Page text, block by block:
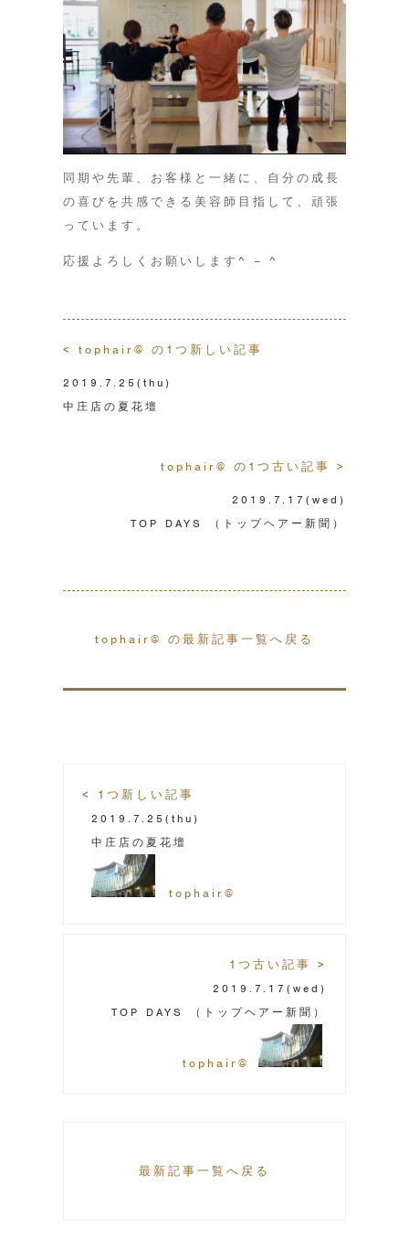
同期や先輩、お客様と一緒に、自分の成長
の喜びを共感できる美容師目指して、頑張
っています。
応援よろしくお願いします^ – ^
< tophair@ の1つ新しい記事
2019.7.25 (thu)
中庄店の夏花壇
tophair@ の1つ古い記事 >
2019.7.17 (wed)
TOP DAYS （トップヘアー新聞）
tophair@ の最新記事一覧へ戻る
< 1つ新しい記事
2019.7.25 (thu)
中庄店の夏花壇
tophair@
1つ古い記事 >
2019.7.17 (wed)
TOP DAYS （トップヘアー新聞）
tophair@
最新記事一覧へ戻る